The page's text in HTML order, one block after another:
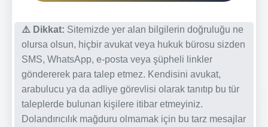
⚠️ Dikkat: Sitemizde yer alan bilgilerin doğruluğu ne
olursa olsun, hiçbir avukat veya hukuk bürosu sizden
SMS, WhatsApp, e-posta veya şüpheli linkler
göndererek para talep etmez. Kendisini avukat,
arabulucu ya da adliye görevlisi olarak tanıtıp bu tür
taleplerde bulunan kişilere itibar etmeyiniz.
Dolandırıcılık mağduru olmamak için bu tarz mesajlar